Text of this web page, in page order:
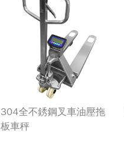
304全不銹鋼叉車油壓拖
板車秤